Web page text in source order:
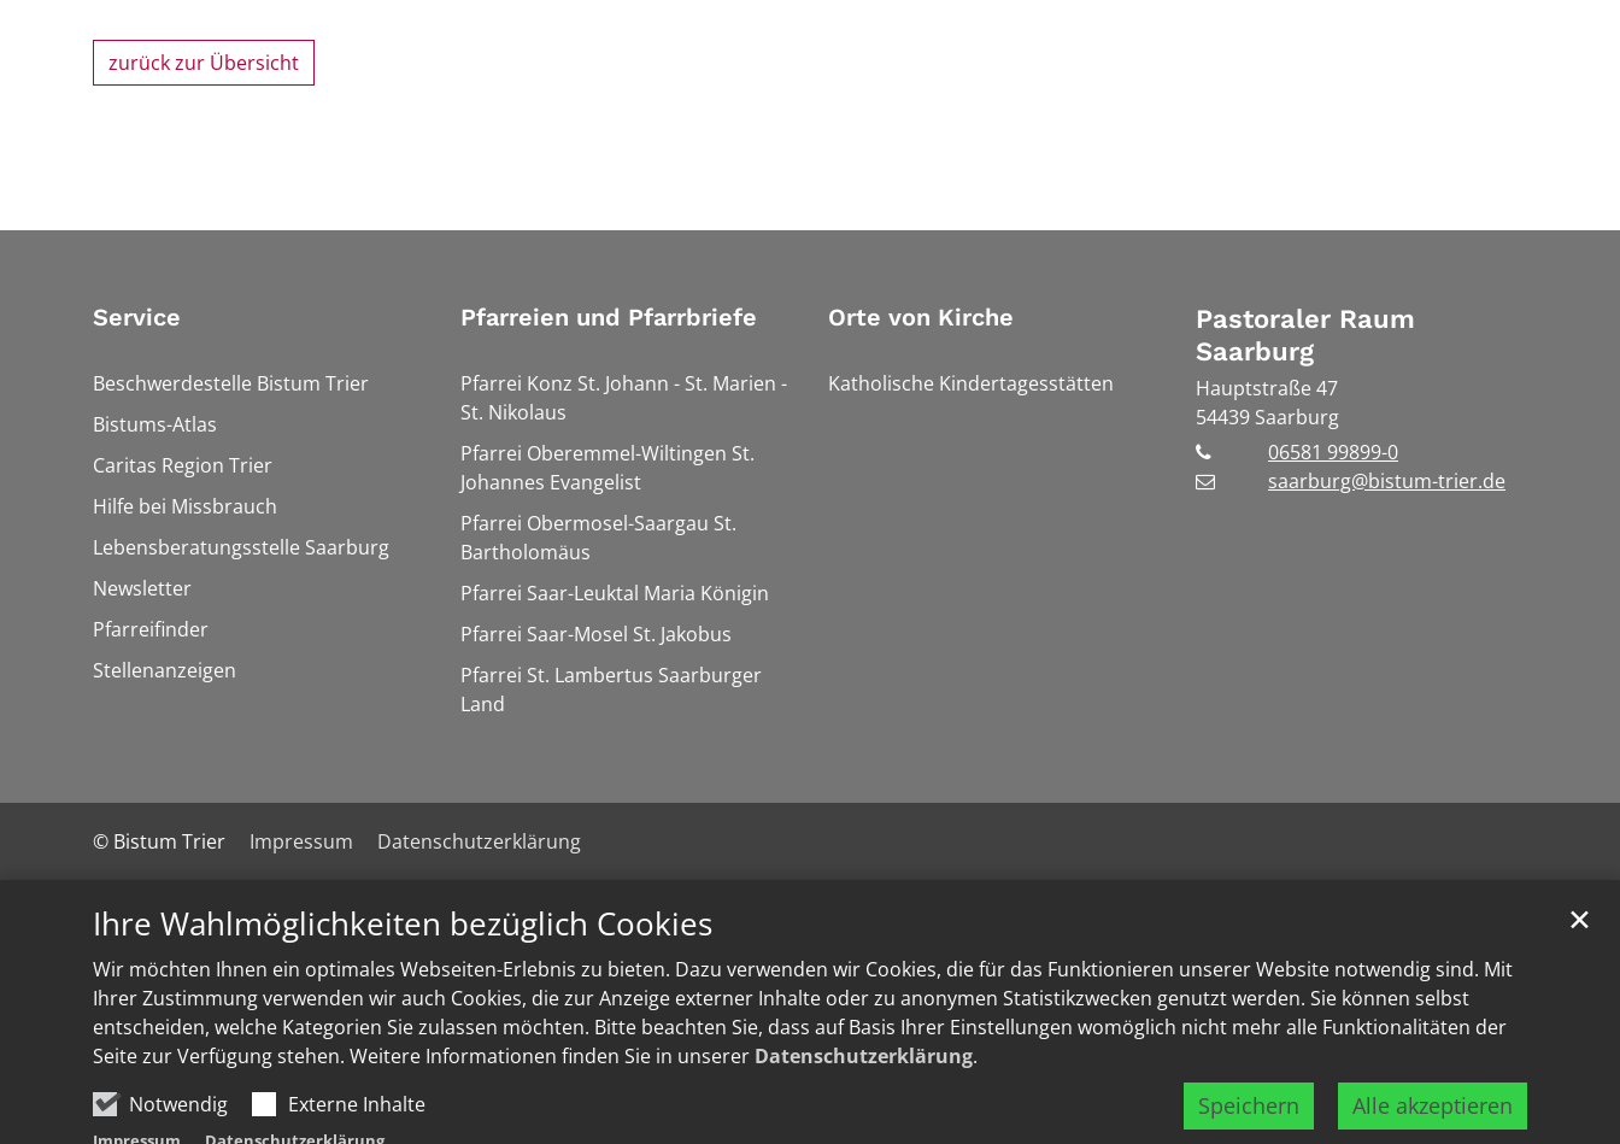
Ihre Wahlmöglichkeiten bezüglich Cookies
Wir möchten Ihnen ein optimales Webseiten-Erlebnis zu bieten. Dazu verwenden wir Cookies, die für das Funktionieren unserer Website notwendig sind. Mit
Ihrer Zustimmung verwenden wir auch Cookies, die zur Anzeige externer Inhalte oder zu anonymen Statistikzwecken genutzt werden. Sie können selbst
entscheiden, welche Kategorien Sie zulassen möchten. Bitte beachten Sie, dass auf Basis Ihrer Einstellungen womöglich nicht mehr alle Funktionalitäten der
Seite zur Verfügung stehen. Weitere Informationen finden Sie in unserer Datenschutzerklärung.
Notwendig
Externe Inhalte Speichern Alle akzeptieren
✕
zurück zur Übersicht
Service
Beschwerdestelle Bistum Trier
Bistums-Atlas
Caritas Region Trier
Hilfe bei Missbrauch
Lebensberatungsstelle Saarburg
Newsletter
Pfarreifinder
Stellenanzeigen
Pfarreien und Pfarrbriefe
Pfarrei Konz St. Johann - St. Marien -
St. Nikolaus
Pfarrei Oberemmel-Wiltingen St.
Johannes Evangelist
Pfarrei Obermosel-Saargau St.
Bartholomäus
Pfarrei Saar-Leuktal Maria Königin
Pfarrei Saar-Mosel St. Jakobus
Pfarrei St. Lambertus Saarburger
Land
Orte von Kirche
Katholische Kindertagesstätten
Pastoraler Raum
Saarburg
Hauptstraße 47
54439 Saarburg
06581 99899-0
saarburg@bistum-trier.de
© Bistum Trier Impressum Datenschutzerklärung